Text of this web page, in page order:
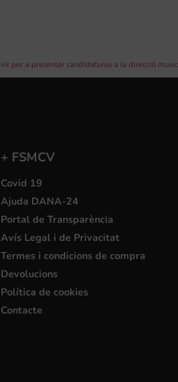
+ FSMCV
Covid 19
Ajuda DANA-24
Portal de Transparència
Avís Legal i de Privacitat
Termes i condicions de compra
Devolucions
Política de cookies
Contacte